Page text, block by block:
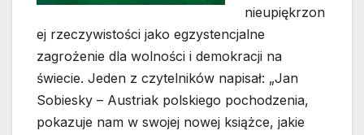
nieupiękrzon
ej rzeczywistości jako egzystencjalne
zagrożenie dla wolności i demokracji na
świecie. Jeden z czytelników napisał: „Jan
Sobiesky – Austriak polskiego pochodzenia,
pokazuje nam w swojej nowej książce, jakie